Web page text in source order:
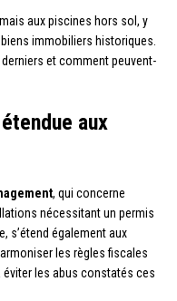
aux piscines hors sol, y
immobiliers historiques.
et comment peuvent-
aux
, qui concerne
nécessitant un permis
s’étend également aux
les règles fiscales
les abus constatés ces